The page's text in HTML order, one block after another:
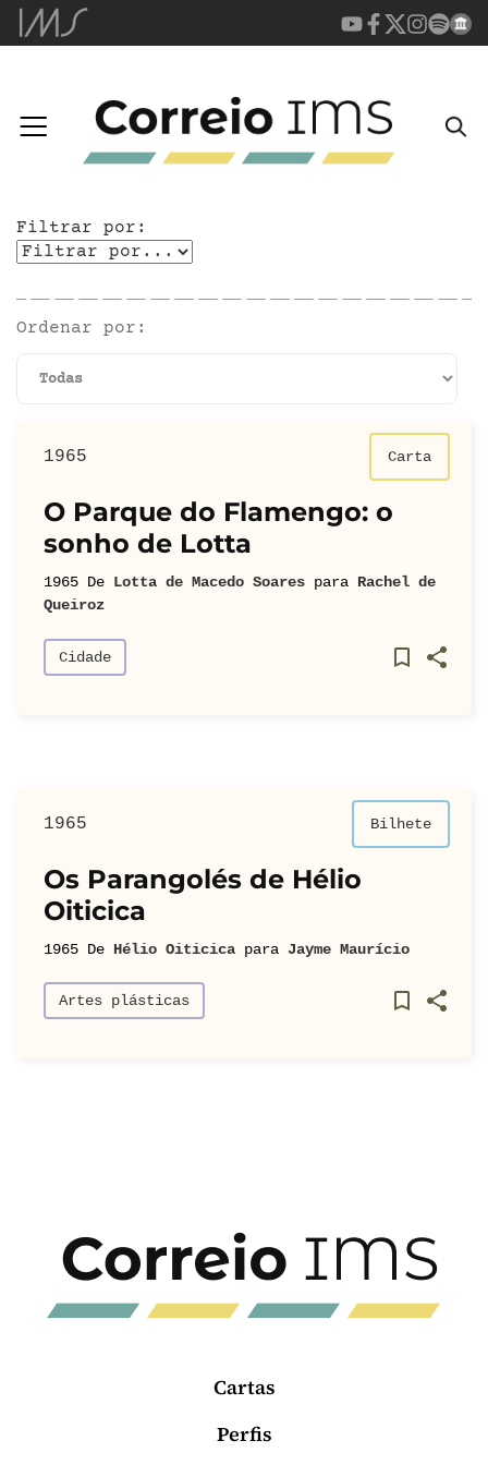
Filtrar por:
Ordenar por:
1965 Carta
O Parque do Flamengo: o
sonho de Lotta
1965 De Lotta de Macedo Soares para Rachel de
Queiroz
Cidade
1965 Bilhete
Os Parangolés de Hélio
Oiticica
1965 De Hélio Oiticica para Jayme Maurício
Artes plásticas
Cartas
Perfis